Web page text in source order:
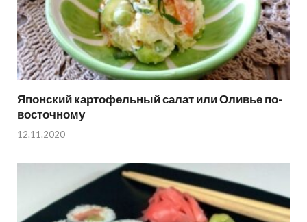
Японский картофельный салат или Оливье по-
восточному
12.11.2020